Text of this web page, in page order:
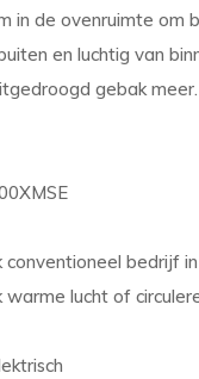
in de ovenruimte om
en luchtig van
gebak meer.
conventioneel bedrijf
warme lucht of